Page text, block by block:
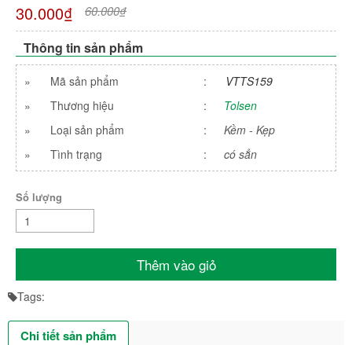
30.000₫
60.000₫
Thông tin sản phẩm
» Mã sản phẩm :
VTTS159
»
Thương hiệu :
Tolsen
»
Loại sản phẩm :
Kềm - Kẹp
»
Tình trạng : có sẳn
Số lượng
Thêm vào giỏ
Tags:
Chi tiết sản phẩm